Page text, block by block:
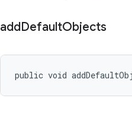
addDefaultObjects
public void